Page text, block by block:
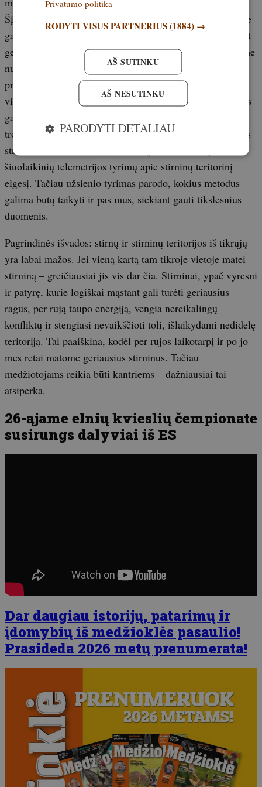
Šį tyrimą apie stirninų teritorinį elgesį Italijos Apeninuose
galima puikiai pritaikyti Lietuvos sąlygoms, nes nepaisant
geografinių skirtumų, stirnos elgiasi panašiai ir čia. Tyrime
nurodyti teritorijų dydžiai (nuo 10 iki 340 ha) gali padėti
prognozuoti, kiek patinų realiai gyvena tam tikroje
vietovėje ir Lietuvoje. Jei gyvūnų tankis didelis, teritorijos
gali būti mažesnės, o konkurencija – didesnė. Tai svarbu
trofėjų kokybei ir tinkamai populiacijos amžiaus bei lyties
struktūrai formuoti. Deja, Lietuvoje trūksta tokių
šiuolaikinių telemetrijos tyrimų apie stirninų teritorinį
elgesį. Tačiau užsienio tyrimas parodo, kokius metodus
galima būtų taikyti ir pas mus, siekiant gauti tikslesnius
duomenis.
Pagrindinės išvados: stirnų ir stirninų teritorijos iš tikrųjų
yra labai mažos. Jei vieną kartą tam tikroje vietoje matei
stirniną – greičiausiai jis vis dar čia. Stirninai, ypač vyresni
ir patyrę, kurie logiškai mąstant gali turėti geriausius
ragus, per rują taupo energiją, vengia nereikalingų
konfliktų ir stengiasi nevaikščioti toli, išlaikydami nedidelę
teritoriją. Tai paaiškina, kodėl per rujos laikotarpį ir po jo
mes retai matome geriausius stirninus. Tačiau
medžiotojams reikia būti kantriems – dažniausiai tai
atsiperka.
26-ąjame elnių kvieslių čempionate
susirungs dalyviai iš ES
Dar daugiau istorijų, patarimų ir
įdomybių iš medžioklės pasaulio!
Prasideda 2026 metų prenumerata!
Privatumo politika
RODYTI VISUS PARTNERIUS(1884) →
AŠ SUTINKU
AŠ NESUTINKU
PARODYTI DETALIAU